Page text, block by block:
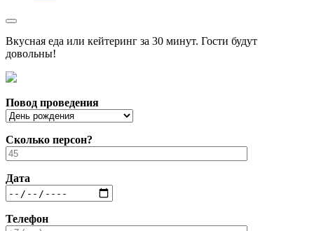
Вкусная еда или кейтеринг за 30 минут. Гости будут
довольны!
Повод проведения
Сколько персон?
Дата
Телефон